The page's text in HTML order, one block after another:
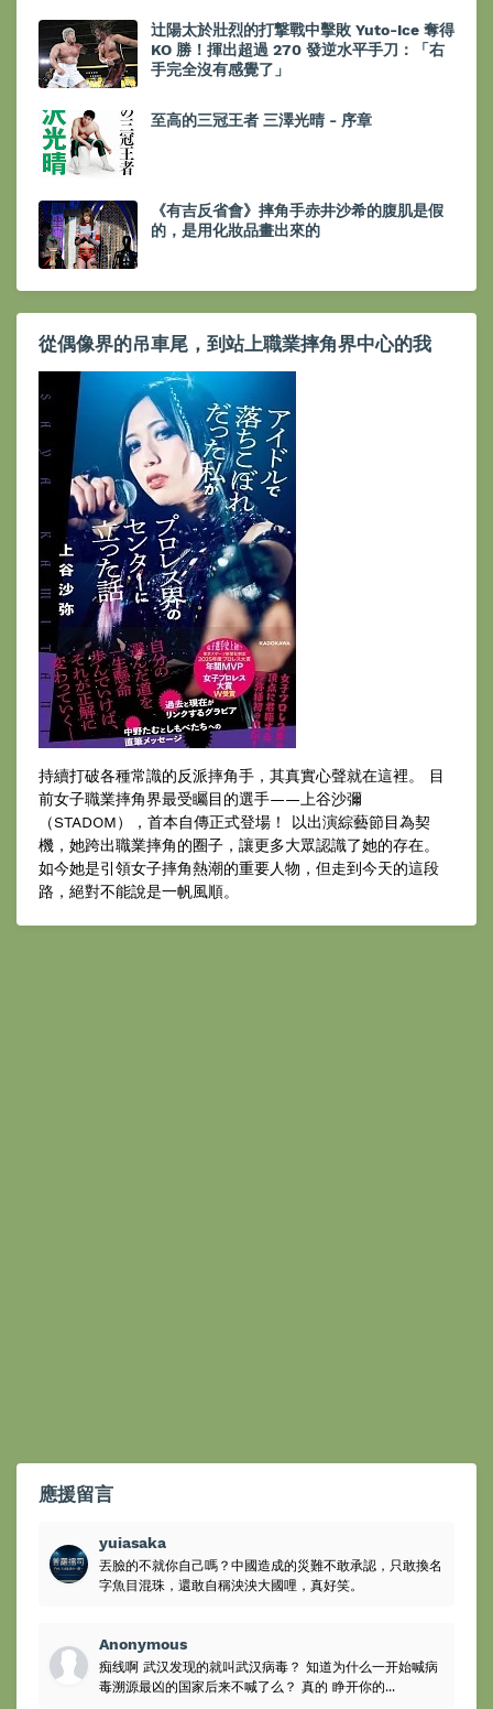
辻陽太於壯烈的打撃戰中擊敗 Yuto-Ice 奪得
KO 勝！揮出超過 270 發逆水平手刀：「右
手完全沒有感覺了」
至高的三冠王者 三澤光晴 - 序章
《有吉反省會》摔角手赤井沙希的腹肌是假
的，是用化妝品畫出來的
從偶像界的吊車尾，到站上職業摔角界中心的我
持續打破各種常識的反派摔角手，其真實心聲就在這裡。 目
前女子職業摔角界最受矚目的選手——上谷沙彌
（STADOM），首本自傳正式登場！ 以出演綜藝節目為契
機，她跨出職業摔角的圈子，讓更多大眾認識了她的存在。
如今她是引領女子摔角熱潮的重要人物，但走到今天的這段
路，絕對不能說是一帆風順。
應援留言
yuiasaka
丟臉的不就你自己嗎？中國造成的災難不敢承認，只敢換名
字魚目混珠，還敢自稱泱泱大國哩，真好笑。
Anonymous
痴线啊 武汉发现的就叫武汉病毒？ 知道为什么一开始喊病
毒溯源最凶的国家后来不喊了么？ 真的 睁开你的...